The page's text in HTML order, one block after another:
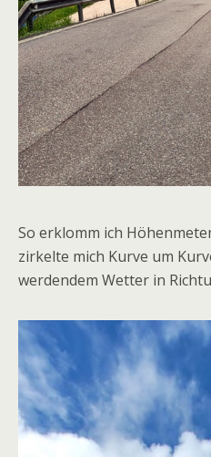
So erklomm ich
zirkelte mich Kurve um
werdendem Wetter in